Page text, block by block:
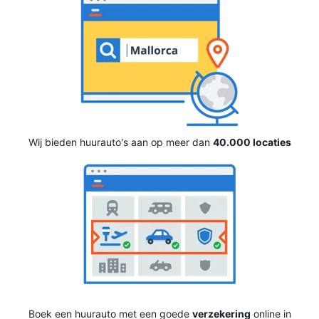
Wij bieden huurauto's aan op meer dan 40.000 locaties
Boek een huurauto met een goede verzekering online in